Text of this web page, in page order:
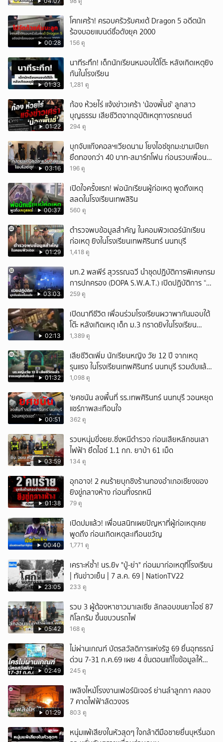
00:28
โศกเศร้า! ครอบครัวรับศxเต้ Dragon 5 อดีตนัก
ร้องบอยแบนด์ชื่อดังยุค 2000
156 ดู
01:33
นาทีระทึก! เด็กนักเรียนหมอบใต้โต๊ะ หลังเกิดเหตุยิง
กันในโรงเรียน
1,281 ดู
01:22
ก้อง ห้วยไร่ แจ้งข่าวเศร้า 'น้องพั้นช์' ลูกสาว
บุญธรรม เสียชีวิตจากอุบัติเหตุทางรถยนต์
294 ดู
03:16
บุกจับแก๊งคอลฯเวียดนาม โยงไอซ์ซุกมะขามเปียก
ยึดทองกว่า 40 บาท-สมาร์ทโฟน ก่อนรวบเพื่อน
ร่วมทีมหอบเงิน 1.5 แสนติดสินบนคาโรงพัก
196 ดู
00:37
เปิดใจครั้งแรก! พ่อนักเรียนผู้ก่อเหตุ พูดถึงเหตุ
สลดในโรงเรียนเทพสิริน
560 ดู
01:29
ตำรวจพบข้อมูลสำคัญ ในคอมพิวเตอร์นักเรียน
ก่อเหตุ ยิงในโรงเรียนเทพศิรินทร์ นนทบุรี
1,418 ดู
03:03
มท.2 พลพีร์ สุวรรณฉวี นำชุดปฏิบัติการพิเศษกรม
การปกครอง (DOPA S.W.A.T.) เปิดปฏิบัติการ “บา
รมีโสธร” บุกจับผับเถื่อนอัพยา กลางเมืองแปดริ้ว
259 ดู
02:13
เปิดนาทีชีวิต เพื่อนร่วมโรงเรียนผวาพากันมอบใต้
โต๊ะ หลังเกิดเหตุ เด็ก ม.3 กราดยิvในโรงเรียน
เทพศิรินทร์นนท์ แบบไม่เลือกหน้า เสียงปืนดังสนั่น
1,389 ดู
01:32
เสียชีวิตเพิ่ม นักเรียนหญิง วัย 12 ปี จากเหตุ
รุนแรง ในโรงเรียนเทพศิรินทร์ นนทบุรี รวมดับแล้ว
9 ราย
1,098 ดู
00:51
'ยศชนัน ลงพื้นที่ รร.เทพศิรินทร์ นนทบุรี วอนหยุด
แชร์ภาพสะเทือนใจ
362 ดู
03:59
รวบหนุ่มขี่จยย.ซิ่งหนีตำรวจ ก่อนเสียหลักชนเสา
ไฟฟ้า ยึดไอซ์ 1.1 กก. ยาบ้า 61 เม็ด
134 ดู
01:38
อุกอาจ! 2 คนร้ายบุกชิงร้านทองอำเภอเชียงของ
ยิงขู่กลางห้าง ก่อนทิ้งรถหนี
79 ดู
00:40
เปิดปมแล้ว! เพื่อนสนิทเผยปัญหาที่ผู้ก่อเหตุเคย
พูดถึง ก่อนเกิดเหตุสะเทือนขวัญ
1,771 ดู
23:05
เคราะห์ซ้ำ! นร.ยิv "ปู่-ย่า" ก่อนมาก่อเหตุที่โรงเรียน
| ทันข่าวเย็น | 7 ส.ค. 69 | NationTV22
233 ดู
05:42
รวบ 3 ผู้ต้องหาชาวมาเลเซีย ลักลอบขนยาไอซ์ 87
กิโลกรัม ขึ้นขบวนรถไฟ
168 ดู
02:49
ไม่ผ่านเกณฑ์ บัตรสวัสดิการแห่งรัฐ 69 ยื่นอุทธรณ์
ด่วน 7-31 ก.ค.69 เผย 4 ขั้นตอนแก้ไขข้อมูลให้
ผ่านสิทธิ
245 ดู
01:29
เพลิงไหม้โรงงานเฟอร์นิเจอร์ ย่านลำลูกกา คลอง
7 คาดไฟฟ้าลัดวงจร
803 ดู
หนุ่มแพ้เสียงในหัวสุดๆ ใจกล้าตีมือชายยื่นบุหรี่นอก